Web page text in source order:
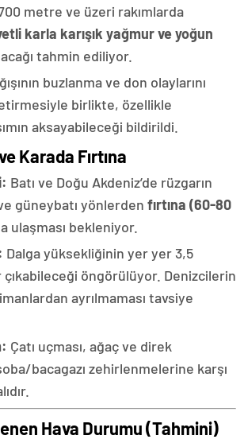
metre ve üzeri rakımlarda
karla karışık yağmur ve yoğun
tahmin ediliyor.
buzlanma ve don olaylarını
birlikte, özellikle
aksayabileceği bildirildi.
Karada Fırtına
Batı ve Doğu Akdeniz’de rüzgarın
güneybatı yönlerden fırtına (60-80
ulaşması bekleniyor.
Dalga yüksekliğinin yer yer 3,5
öngörülüyor. Denizcilerin
ayrılmaması tavsiye
Çatı uçması, ağaç ve direk
bacagazı zehirlenmelerine karşı
Hava Durumu (Tahmini)